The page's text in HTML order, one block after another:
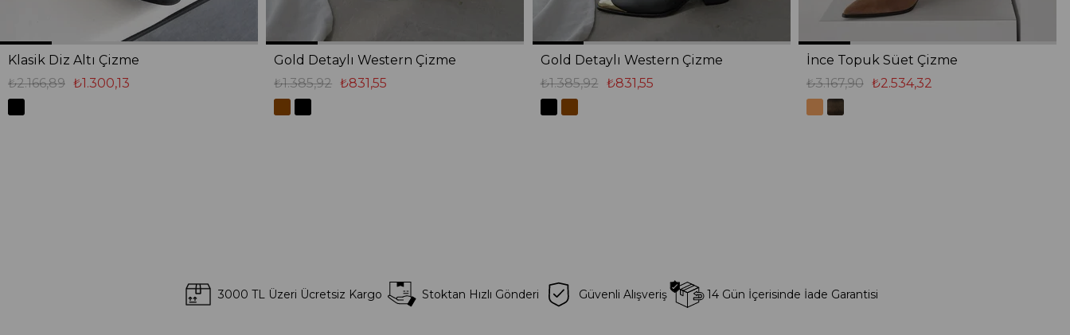
Klasik Diz Altı Çizme
₺1.300,13
₺2.166,89
Gold Detaylı Western Çizme
₺831,55
₺1.385,92
Gold Detaylı Western Çizme
₺831,55
₺1.385,92
İnce Topuk Süet Çizme
₺2.534,32
₺3.167,90
3000 TL Üzeri Ücretsiz Kargo Stoktan Hızlı Gönderi Güvenli Alışveriş 14 Gün İçerisinde İade Garantisi